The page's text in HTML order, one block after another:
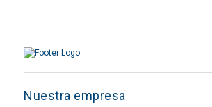
Nuestra empresa